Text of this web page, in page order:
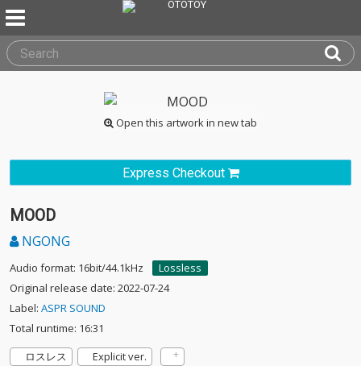
Open this artwork in new tab
Express Checkout
MOOD
NGONG
Audio format: 16bit/44.1kHz
Lossless
Original release date: 2022-07-24
Label: ASPR SOUND
Total runtime: 16:31
ロスレス
Explicit ver.